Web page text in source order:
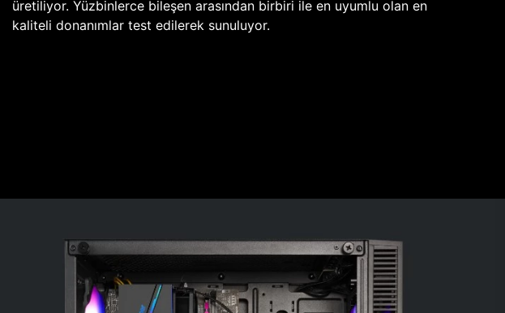
üretiliyor. Yüzbinlerce bileşen arasından birbiri ile en uyumlu olan en
kaliteli donanımlar test edilerek sunuluyor.